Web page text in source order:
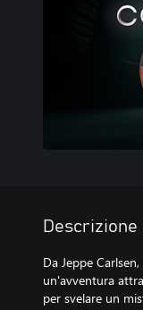
Descrizione
Da Jeppe
un'avventura
per svelare un